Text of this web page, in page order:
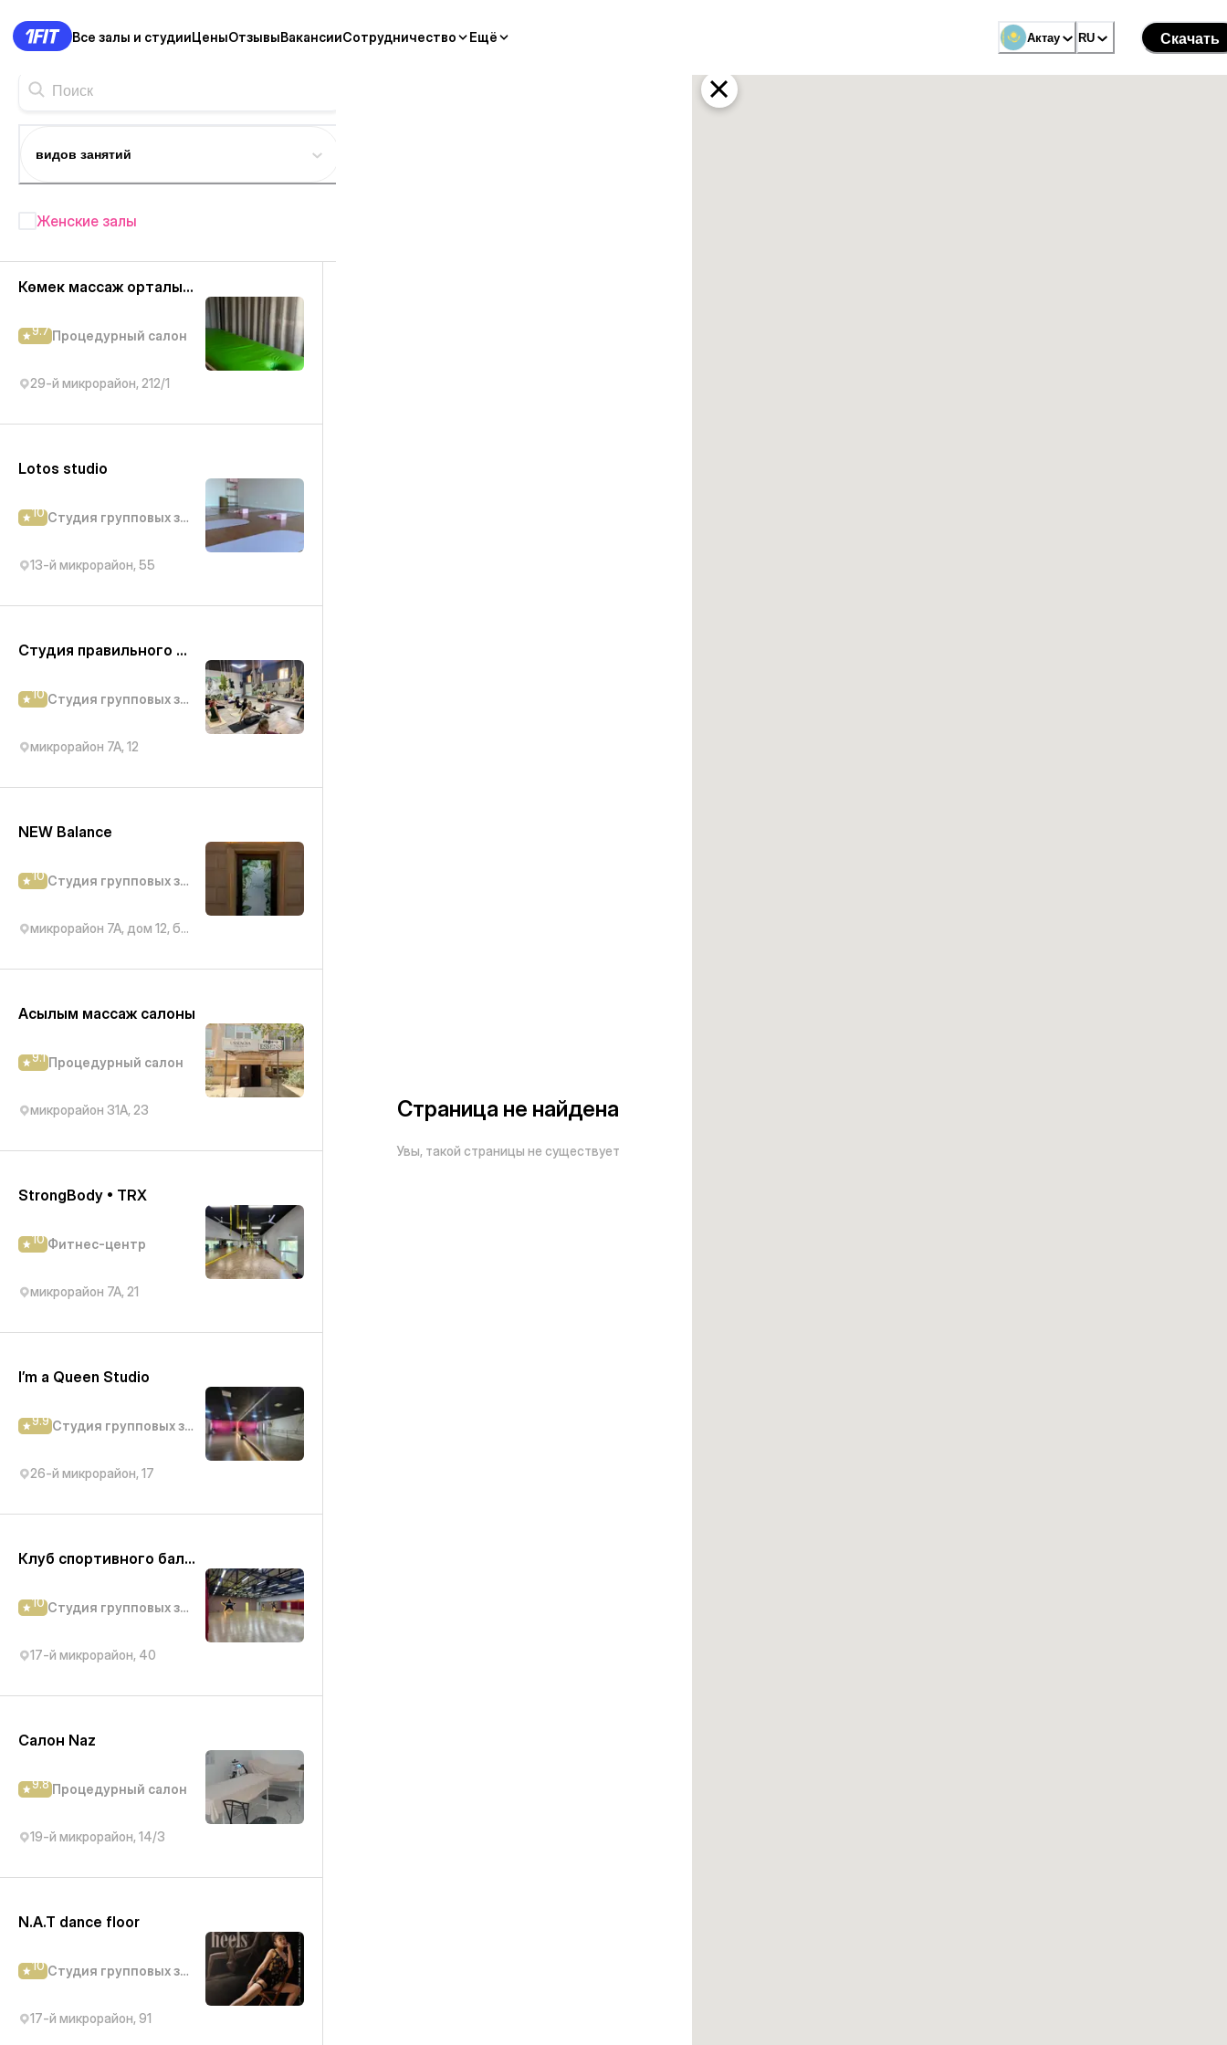
Все залы и студииЦеныОтзывыВакансииСотрудничество Ещё Актау RU Скачать
видов занятий
Женские залы
Фитнес студии в Актау
Көмек массаж орталығы
9.7 Процедурный салон
29-й микрорайон, 212/1
Lotos studio
10 Студия групповых занятий
13-й микрорайон, 55
Студия правильного движения Balance
10 Студия групповых занятий
микрорайон 7А, 12
NEW Balance
10 Студия групповых занятий
микрорайон 7А, дом 12, блок 1 (там же)
Асылым массаж салоны
9.1 Процедурный салон
микрорайон 31А, 23
StrongBody • TRX
10 Фитнес-центр
микрорайон 7А, 21
I’m a Queen Studio
9.9 Студия групповых занятий
26-й микрорайон, 17
Клуб спортивного бального танца Formation
10 Студия групповых занятий
17-й микрорайон, 40
Салон Naz
9.8 Процедурный салон
19-й микрорайон, 14/3
N.A.T dance floor
10 Студия групповых занятий
17-й микрорайон, 91
Страница не найдена
Увы, такой страницы не существует